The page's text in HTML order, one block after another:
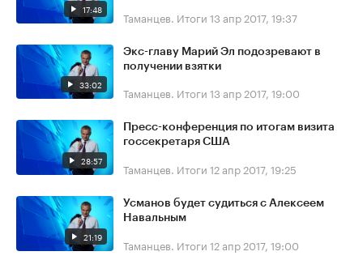
17:48 Таманцев. Итоги 13 апр 2017, 19:37
33:02
Экс-главу Марий Эл подозревают в
получении взятки
Таманцев. Итоги 13 апр 2017, 19:00
28:57
Пресс-конференция по итогам визита
госсекретаря США
Таманцев. Итоги 12 апр 2017, 19:25
21:19
Усманов будет судиться с Алексеем
Навальным
Таманцев. Итоги 12 апр 2017, 19:00